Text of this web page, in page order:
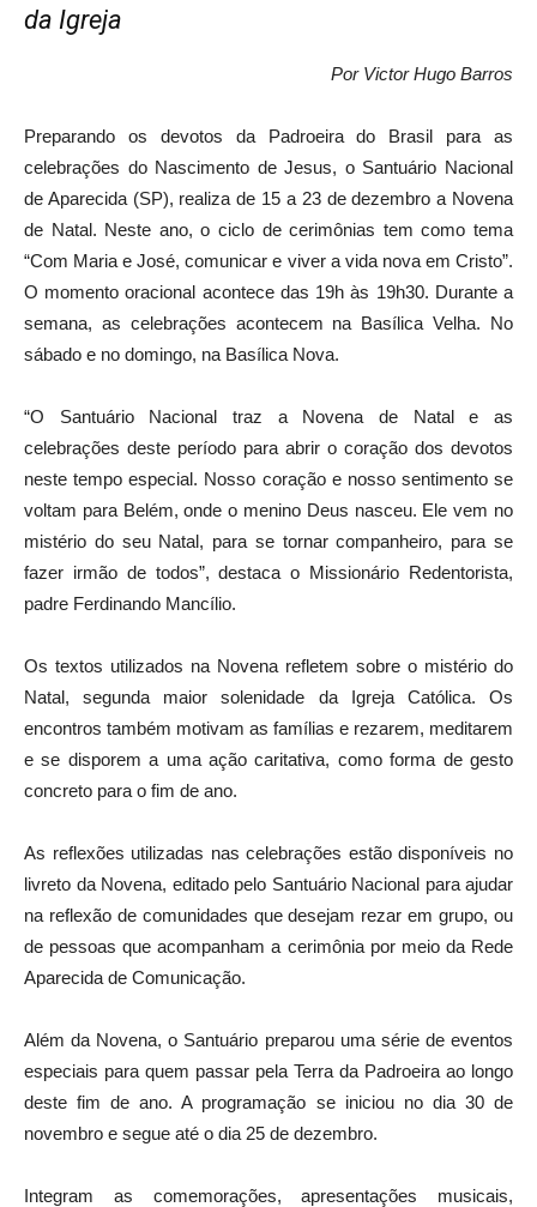
da Igreja
Por Victor Hugo Barros
Preparando os devotos da Padroeira do Brasil para as
celebrações do Nascimento de Jesus, o Santuário Nacional
de Aparecida (SP), realiza de 15 a 23 de dezembro a Novena
de Natal. Neste ano, o ciclo de cerimônias tem como tema
“Com Maria e José, comunicar e viver a vida nova em Cristo”.
O momento oracional acontece das 19h às 19h30. Durante a
semana, as celebrações acontecem na Basílica Velha. No
sábado e no domingo, na Basílica Nova.
“O Santuário Nacional traz a Novena de Natal e as
celebrações deste período para abrir o coração dos devotos
neste tempo especial. Nosso coração e nosso sentimento se
voltam para Belém, onde o menino Deus nasceu. Ele vem no
mistério do seu Natal, para se tornar companheiro, para se
fazer irmão de todos”, destaca o Missionário Redentorista,
padre Ferdinando Mancílio.
Os textos utilizados na Novena refletem sobre o mistério do
Natal, segunda maior solenidade da Igreja Católica. Os
encontros também motivam as famílias e rezarem, meditarem
e se disporem a uma ação caritativa, como forma de gesto
concreto para o fim de ano.
As reflexões utilizadas nas celebrações estão disponíveis no
livreto da Novena, editado pelo Santuário Nacional para ajudar
na reflexão de comunidades que desejam rezar em grupo, ou
de pessoas que acompanham a cerimônia por meio da Rede
Aparecida de Comunicação.
Além da Novena, o Santuário preparou uma série de eventos
especiais para quem passar pela Terra da Padroeira ao longo
deste fim de ano. A programação se iniciou no dia 30 de
novembro e segue até o dia 25 de dezembro.
Integram as comemorações, apresentações musicais,